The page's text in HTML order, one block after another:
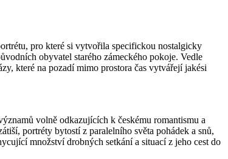
pro které si vytvořila specifickou nostalgicky
obyvatel starého zámeckého pokoje. Vedle
které na pozadí mimo prostora čas vytvářejí jakési
volně odkazujících k českému romantismu a
portréty bytostí z paralelního světa pohádek a snů,
množství drobných setkání a situací z jeho cest do